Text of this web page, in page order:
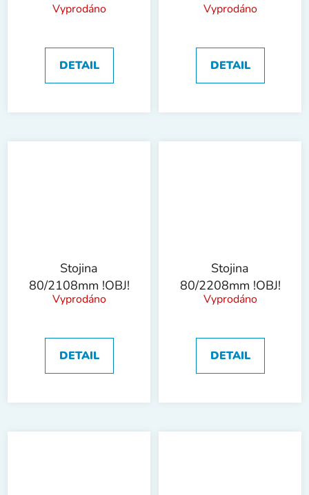
Vyprodáno
DETAIL
Vyprodáno
DETAIL
Stojina
80/2108mm !OBJ!
Vyprodáno
DETAIL
Stojina
80/2208mm !OBJ!
Vyprodáno
DETAIL